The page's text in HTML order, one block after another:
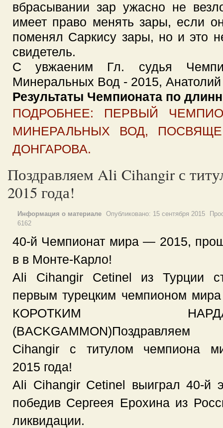
вбрасывании зар ужасно не
имеет право менять зары, если
поменял Саркису зары, но и это
свидетель.
С увжаеним Гл. судья
Минеральных Вод - 2015,
Результаты Чемпионата по
ПОДРОБНЕЕ: ПЕРВЫЙ
МИНЕРАЛЬНЫХ ВОД,
ДОНГАРОВА.
Поздравляем Ali Cihangir с
2015 года!
Информация о материале Опубликовано: 15 сентября 2015
6162
40-й Чемпионат мира — 2015,
в в Монте-Карло!
Ali Cihangir Cetinel из Турции
первым турецким чемпионом
КОРОТКИМ
(BACKGAMMON)Поздравляем
Cihangir с титулом чемпиона
2015 года!
Ali Cihangir Cetinel выиграл 40-й
победив Сергеея Ерохина из
ликвидации.